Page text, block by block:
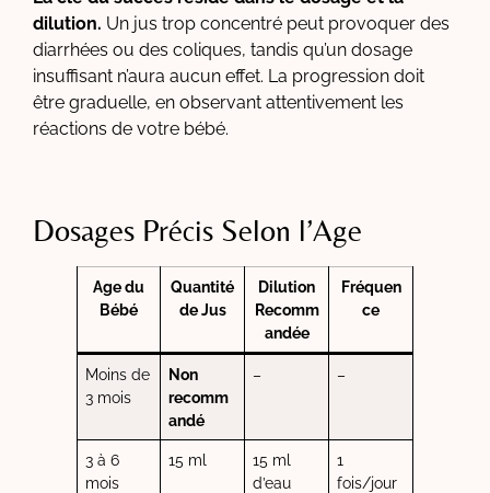
dilution. Un jus trop concentré peut provoquer des
diarrhées ou des coliques, tandis qu’un dosage
insuffisant n’aura aucun effet. La progression doit
être graduelle, en observant attentivement les
réactions de votre bébé.
Dosages Précis Selon l’Age
Age du
Bébé
Quantité
de Jus
Dilution
Recomm
andée
Fréquen
ce
Moins de
3 mois
Non
recomm
andé
– –
3 à 6
mois
15 ml
15 ml
d’eau
1
fois/jour